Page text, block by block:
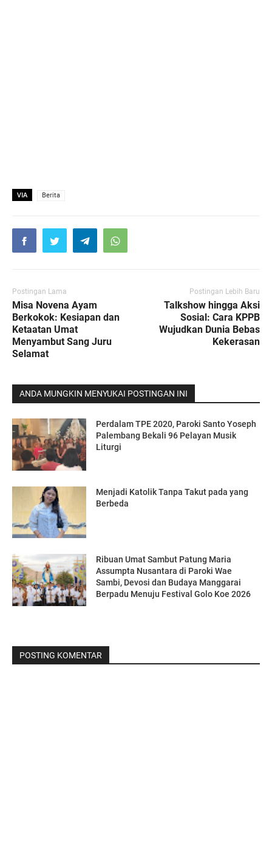
VIA Berita
Postingan Lama
Misa Novena Ayam
Berkokok: Kesiapan dan
Ketaatan Umat
Menyambut Sang Juru
Selamat
Postingan Lebih Baru
Talkshow hingga Aksi
Sosial: Cara KPPB
Wujudkan Dunia Bebas
Kekerasan
ANDA MUNGKIN MENYUKAI POSTINGAN INI
Perdalam TPE 2020, Paroki Santo Yoseph
Palembang Bekali 96 Pelayan Musik
Liturgi
Menjadi Katolik Tanpa Takut pada yang
Berbeda
Ribuan Umat Sambut Patung Maria
Assumpta Nusantara di Paroki Wae
Sambi, Devosi dan Budaya Manggarai
Berpadu Menuju Festival Golo Koe 2026
POSTING KOMENTAR